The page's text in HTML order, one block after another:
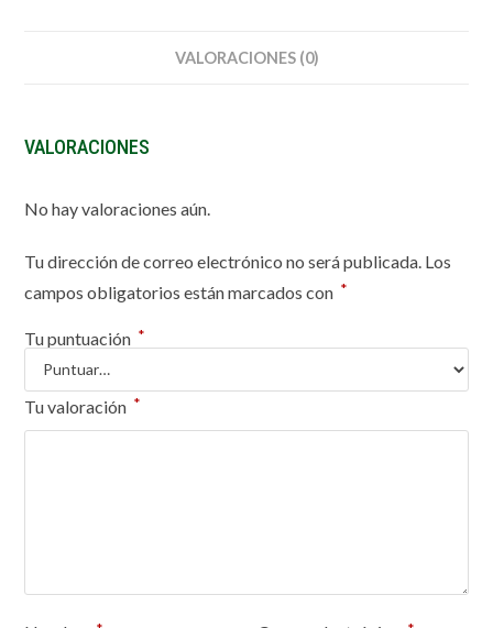
VALORACIONES (0)
VALORACIONES
No hay valoraciones aún.
Tu dirección de correo electrónico no será publicada. Los
campos obligatorios están marcados con *
Tu puntuación *
Tu valoración *